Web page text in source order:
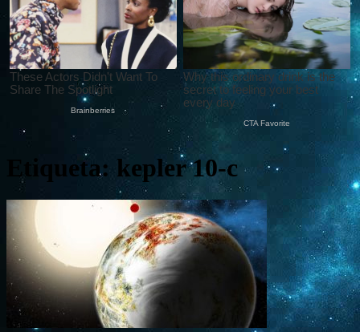
Etiqueta: kepler 10-c